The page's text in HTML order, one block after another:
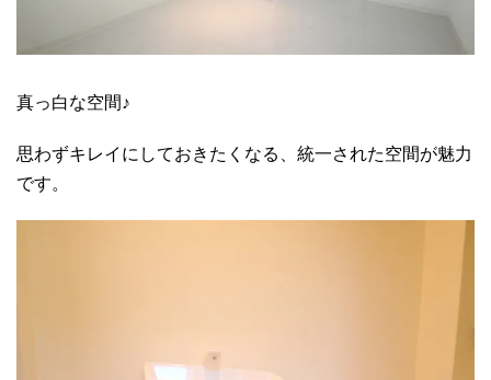
真っ白な空間♪
思わずキレイにしておきたくなる、統一された空間が魅力
です。